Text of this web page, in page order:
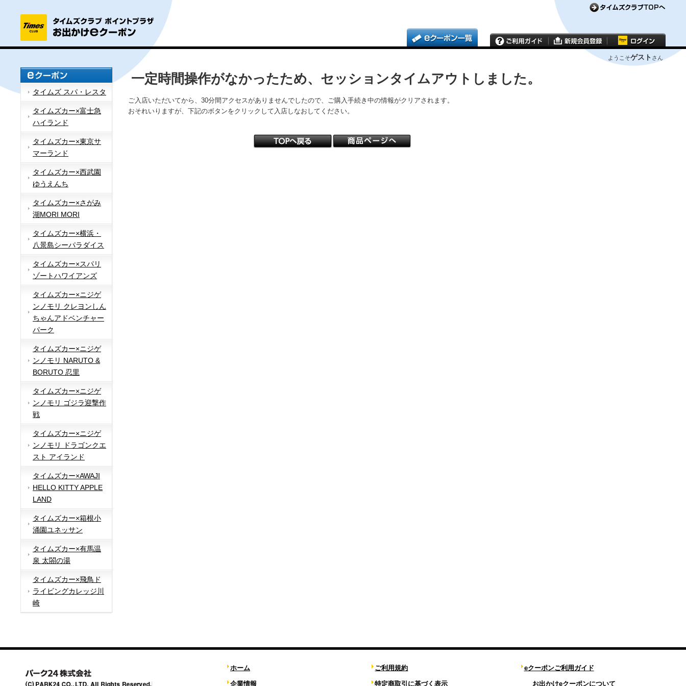
ようこそゲスト さん
タイムズ スパ・レスタ
タイムズカー×富士急
ハイランド
タイムズカー×東京サ
マーランド
タイムズカー×西武園
ゆうえんち
タイムズカー×さがみ
湖MORI MORI
タイムズカー×横浜・
八景島シーパラダイス
タイムズカー×スパリ
ゾートハワイアンズ
タイムズカー×ニジゲ
ンノモリ クレヨンしん
ちゃんアドベンチャー
パーク
タイムズカー×ニジゲ
ンノモリ NARUTO &
BORUTO 忍里
タイムズカー×ニジゲ
ンノモリ ゴジラ迎撃作
戦
タイムズカー×ニジゲ
ンノモリ ドラゴンクエ
スト アイランド
タイムズカー×AWAJI
HELLO KITTY APPLE
LAND
タイムズカー×箱根小
涌園ユネッサン
タイムズカー×有馬温
泉 太閤の湯
タイムズカー×飛鳥ド
ライビングカレッジ川
崎
一定時間操作がなかったため、セッションタイムアウトしました。
ご入店いただいてから、30分間アクセスがありませんでしたので、ご購入手続き中の情報がクリアされます。
おそれいりますが、下記のボタンをクリックして入店しなおしてください。
ホーム
企業情報
ご利用規約
特定商取引に基づく表示
eクーポンご利用ガイド
お出かけeクーポンについて